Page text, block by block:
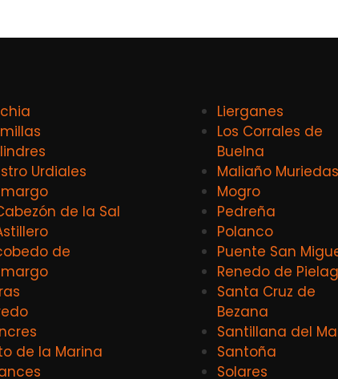
Urdiales
de la Sal
de
de la Marina
Lierganes
Los Corrales de
Buelna
Maliaño Muriedas
Mogro
Pedreña
Polanco
Puente San
Renedo de
Santa Cruz de
Bezana
Santillana del
Santoña
Solares